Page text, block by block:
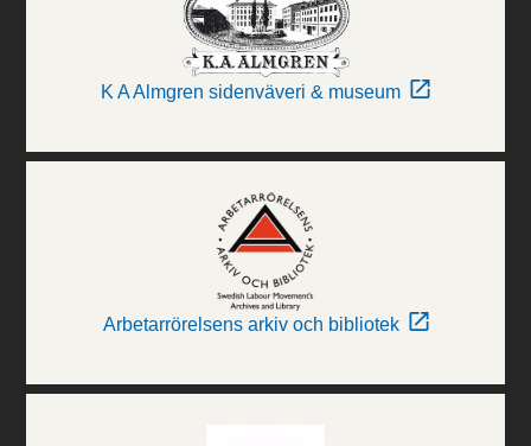
K A Almgren sidenväveri & museum
Arbetarrörelsens arkiv och bibliotek